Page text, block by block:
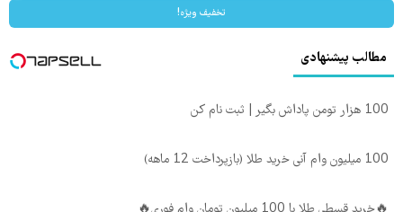
تخفیف ویژه!
مطالب پیشنهادی
100 هزار تومن پاداش بگیر | ثبت نام کن
100 میلیون وام آنی خرید طلا (بازپرداخت 12 ماهه)